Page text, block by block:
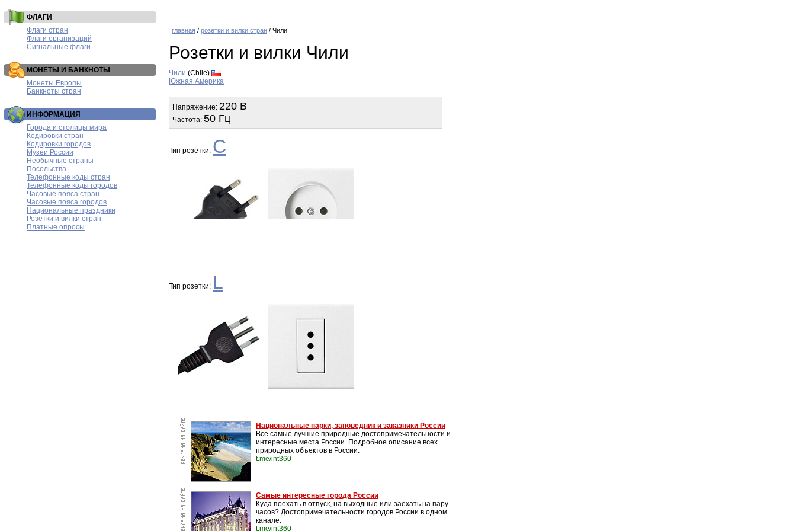
ФЛАГИ
Флаги стран
Флаги организаций
Сигнальные флаги
МОНЕТЫ И БАНКНОТЫ
Монеты Европы
Банкноты стран
ИНФОРМАЦИЯ
Города и столицы мира
Кодировки стран
Кодировки городов
Музеи России
Необычные страны
Посольства
Телефонные коды стран
Телефонные коды городов
Часовые пояса стран
Часовые пояса городов
Национальные праздники
Розетки и вилки стран
Платные опросы
главная / розетки и вилки стран / Чили
Розетки и вилки Чили
Чили (Chile)
Южная Америка
Напряжение: 220 В
Частота: 50 Гц
Тип розетки: C
Тип розетки: L
Национальные парки, заповедник и заказники России
Все самые лучшие природные достопримечательности и
интересные места России. Подробное описание всех
природных объектов в России.
t.me/int360
Самые интересные города России
Куда поехать в отпуск, на выходные или заехать на пару
часов? Достопримечательности городов России в одном
канале.
t.me/int360